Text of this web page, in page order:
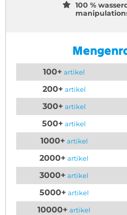
100 %
100+ artikel
200+ artikel
300+ artikel
500+ artikel
1000+ artikel
2000+ artikel
3000+ artikel
5000+ artikel
10000+ artikel